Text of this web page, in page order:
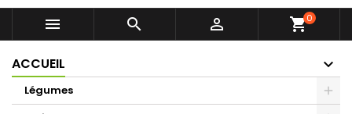
   shopping_cart0
ACCUEIL
Légumes